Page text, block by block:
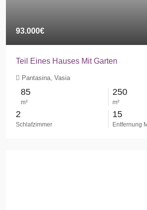
93.000€
Teil Eines Hauses Mit Garten
Pantasina, Vasia
85
m²
250
m²
2
Schlafzimmer
15
Entfernung